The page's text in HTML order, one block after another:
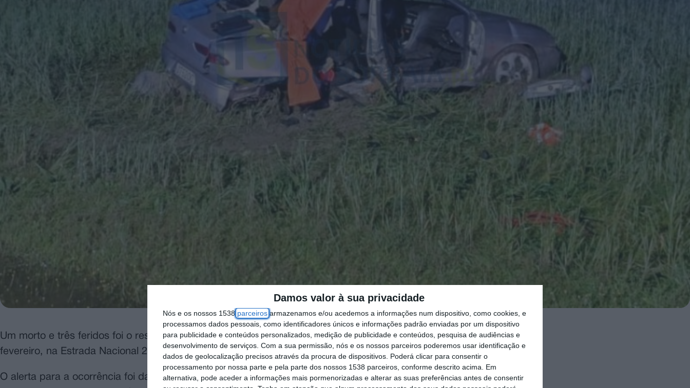
Damos valor à sua privacidade
Nós e os nossos 1538parceirosarmazenamos e/ou acedemos a informações num dispositivo, como cookies, e
processamos dados pessoais, como identificadores únicos e informações padrão enviadas por um dispositivo
para publicidade e conteúdos personalizados, medição de publicidade e conteúdos, pesquisa de audiências e
desenvolvimento de serviços. Com a sua permissão, nós e os nossos parceiros poderemos usar identificação e
dados de geolocalização precisos através da procura de dispositivos. Poderá clicar para consentir o
processamento por nossa parte e pela parte dos nossos 1538 parceiros, conforme descrito acima. Em
alternativa, pode aceder a informações mais pormenorizadas e alterar as suas preferências antes de consentir
Um morto e três feridos foi o resultado de um brutal despiste, ocorrido na madrugada desta quarta-feira, 12 de
fevereiro, na Estrada Nacional 251, na Volta do Vale, concelho de Coruche.
O alerta para a ocorrência foi dado pelas 03.21 horas, e à chegada dos meios de socorro duas das vítimas